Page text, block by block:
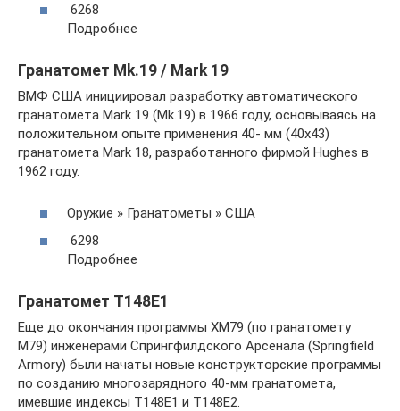
6268
Подробнее
Гранатомет Mk.19 / Mark 19
ВМФ США инициировал разработку автоматического
гранатомета Mark 19 (Mk.19) в 1966 году, основываясь на
положительном опыте применения 40- мм (40х43)
гранатомета Mark 18, разработанного фирмой Hughes в
1962 году.
Оружие » Гранатометы » США
6298
Подробнее
Гранатомет T148E1
Еще до окончания программы XM79 (по гранатомету
M79) инженерами Спрингфилдского Арсенала (Springfield
Armory) были начаты новые конструкторские программы
по созданию многозарядного 40-мм гранатомета,
имевшие индексы T148E1 и T148E2.